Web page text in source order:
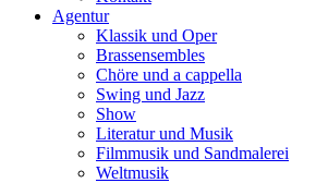
Agentur
Klassik und Oper
Brassensembles
Chöre und a cappella
Swing und Jazz
Show
Literatur und Musik
Filmmusik und Sandmalerei
Weltmusik